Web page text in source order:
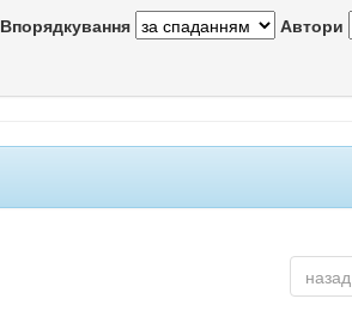
Впорядкування Автори
назад